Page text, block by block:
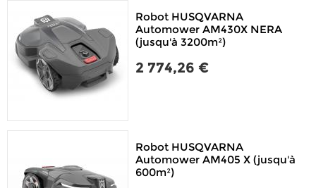
Robot HUSQVARNA
Automower AM430X NERA
(jusqu'à 3200m²)
2 774,26 €
Robot HUSQVARNA
Automower AM405 X (jusqu'à
600m²)